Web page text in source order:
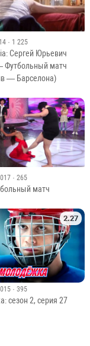
· 1 225
Сергей Юрьевич
Футбольный матч
— Барселона)
· 265
матч
2.27
· 395
сезон 2, серия 27